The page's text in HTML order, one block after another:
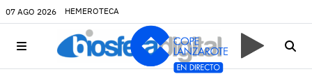
07 AGO 2026 HEMEROTECA